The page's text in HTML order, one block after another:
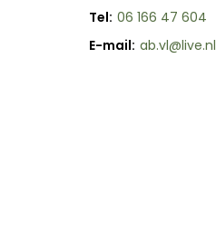
Tel: 06 166 47 604
E-mail: ab.vl@live.nl